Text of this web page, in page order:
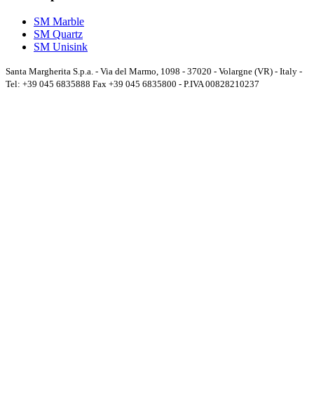
SM Marble
SM Quartz
SM Unisink
Santa Margherita S.p.a. - Via del Marmo, 1098 - 37020 - Volargne (VR) - Italy -
Tel: +39 045 6835888 Fax +39 045 6835800 - P.IVA 00828210237